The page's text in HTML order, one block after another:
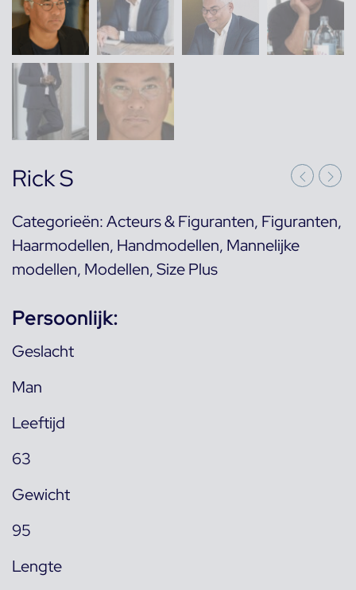
Rick S
Categorieën:Acteurs & Figuranten, Figuranten,
Haarmodellen, Handmodellen, Mannelijke
modellen, Modellen,Size Plus
Persoonlijk:
Geslacht
Man
Leeftijd
63
Gewicht
95
Lengte